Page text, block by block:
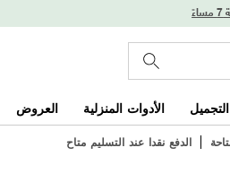
الأدوات المنزلية العروض
الدفع نقدا عند التسليم متاح